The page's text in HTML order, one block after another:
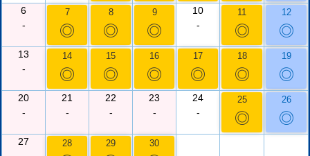
6
-
7
◎
8
◎
9
◎
10
-
11
◎
12
◎
13
-
14
◎
15
◎
16
◎
17
◎
18
◎
19
◎
20
-
21
-
22
-
23
-
24
-
25
◎
26
◎
27
28 29 30